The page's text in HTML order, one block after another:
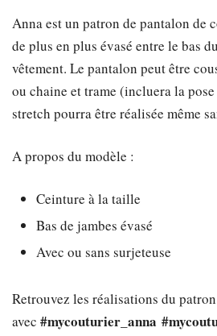
initial
était :
8,50 €.
actuel
est :
2,00 €.
Anna est un patron de pantalon de
de plus en plus évasé entre le bas
vêtement. Le pantalon peut être
ou chaine et trame (incluera la
stretch pourra être réalisée même
A propos du modèle :
Ceinture à la taille
Bas de jambes évasé
Avec ou sans surjeteuse
Retrouvez les réalisations du
avec #mycouturier_anna